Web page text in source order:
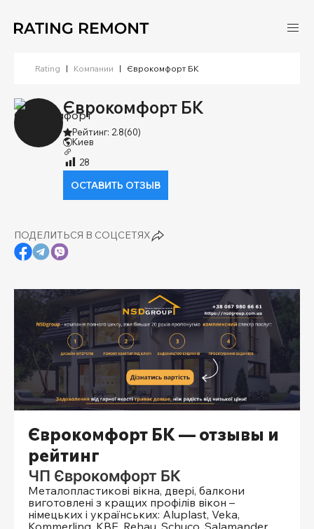
Rating | Компании | Єврокомфорт БК
Єврокомфорт БК
Рейтинг: 2.8(60)
Киев
28
ОСТАВИТЬ ОТЗЫВ
ПОДЕЛИТЬСЯ В СОЦСЕТЯХ
Єврокомфорт БК — отзывы и
рейтинг
ЧП Єврокомфорт БК
Металопластикові вікна, двері, балкони
виготовлені з кращих профілів вікон –
німецьких і українських: Aluplast, Veka,
Kommerling, KBE, Rehau, Schuco, Salamander,